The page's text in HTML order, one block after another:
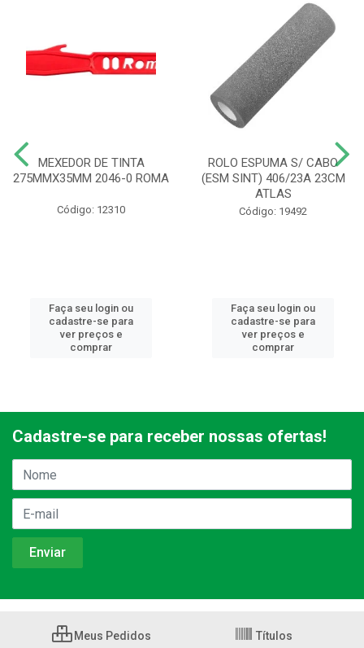
MEXEDOR DE TINTA
275MMX35MM 2046-0 ROMA
Código: 12310
Faça seu login ou
cadastre-se para
ver preços e
comprar
ROLO ESPUMA S/ CABO
(ESM SINT) 406/23A 23CM
ATLAS
Código: 19492
Faça seu login ou
cadastre-se para
ver preços e
comprar
Cadastre-se para receber nossas ofertas!
Meus Pedidos Títulos